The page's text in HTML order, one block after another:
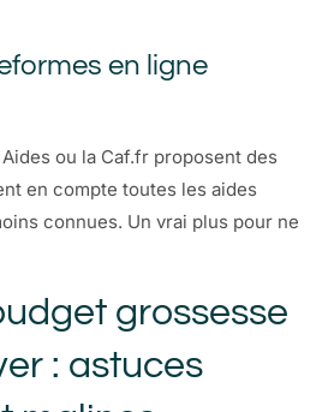
en ligne
ou la Caf.fr proposent des
en compte toutes les aides
connues. Un vrai plus pour ne
grossesse
: astuces